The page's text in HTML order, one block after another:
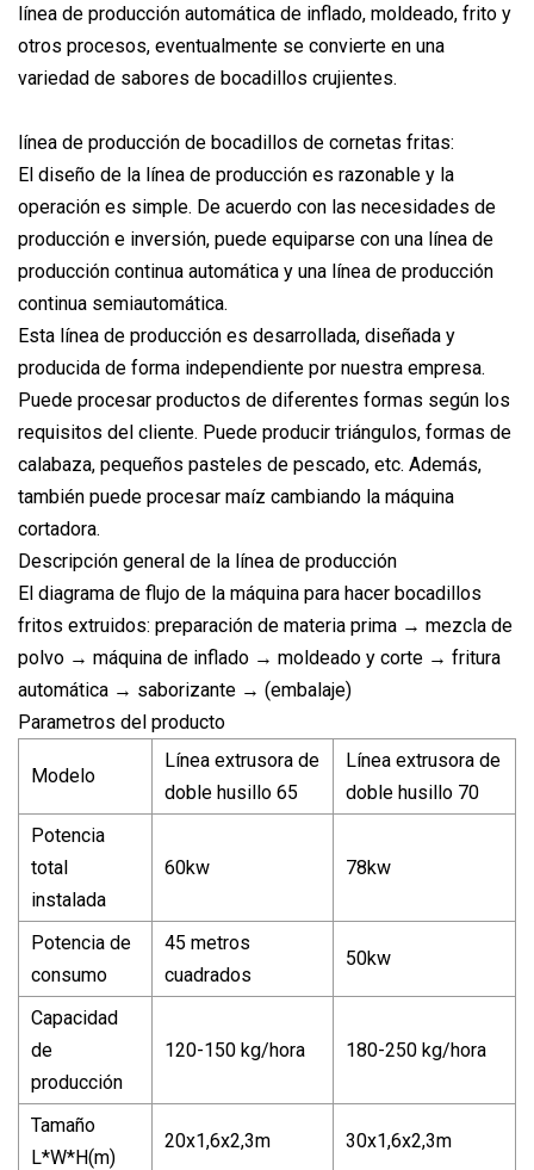
línea de producción automática de inflado, moldeado, frito y
otros procesos, eventualmente se convierte en una
variedad de sabores de bocadillos crujientes.
línea de producción de bocadillos de cornetas fritas:
El diseño de la línea de producción es razonable y la
operación es simple. De acuerdo con las necesidades de
producción e inversión, puede equiparse con una línea de
producción continua automática y una línea de producción
continua semiautomática.
Esta línea de producción es desarrollada, diseñada y
producida de forma independiente por nuestra empresa.
Puede procesar productos de diferentes formas según los
requisitos del cliente. Puede producir triángulos, formas de
calabaza, pequeños pasteles de pescado, etc. Además,
también puede procesar maíz cambiando la máquina
cortadora.
Descripción general de la línea de producción
El diagrama de flujo de la máquina para hacer bocadillos
fritos extruidos: preparación de materia prima → mezcla de
polvo → máquina de inflado → moldeado y corte → fritura
automática → saborizante → (embalaje)
Parametros del producto
Modelo
Línea extrusora de
doble husillo 65
Línea extrusora de
doble husillo 70
Potencia
total
instalada
60kw 78kw
Potencia de
consumo
45 metros
cuadrados
50kw
Capacidad
de
producción
120-150 kg/hora 180-250 kg/hora
Tamaño
L*W*H(m)
20x1,6x2,3m 30x1,6x2,3m